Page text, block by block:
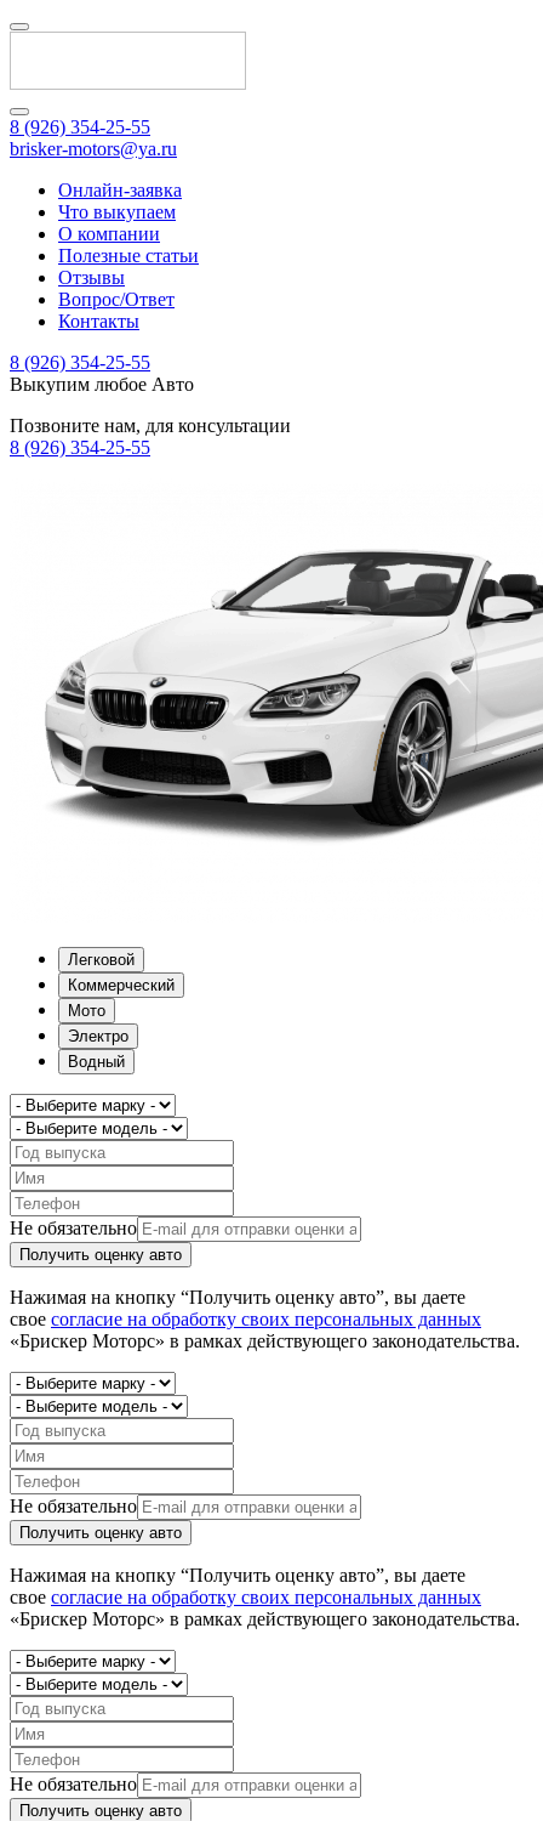
8 (926) 354-25-55
brisker-motors@ya.ru
Онлайн-заявка
Что выкупаем
О компании
Полезные статьи
Отзывы
Вопрос/Ответ
Контакты
8 (926) 354-25-55
Выкупим любое Авто
Позвоните нам, для консультации
8 (926) 354-25-55
Легковой
Коммерческий
Мото
Электро
Водный
Не обязательно
Получить оценку авто
Нажимая на кнопку “Получить оценку авто”, вы даете
свое согласие на обработку своих персональных данных
«Брискер Моторс» в рамках действующего законодательства.
Не обязательно
Получить оценку авто
Нажимая на кнопку “Получить оценку авто”, вы даете
свое согласие на обработку своих персональных данных
«Брискер Моторс» в рамках действующего законодательства.
Не обязательно
Получить оценку авто